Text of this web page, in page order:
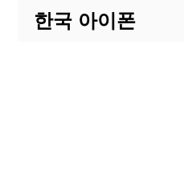
한국 아이폰